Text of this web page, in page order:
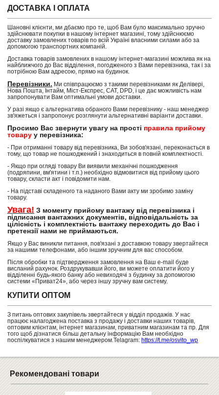
ДОСТАВКА І ОПЛАТА
Шановні клієнти, ми дбаємо про те, щоб Вам було максимально зручно
здійснювати покупки в нашому інтернет магазині, тому здійснюємо
доставку замовлених товарів по всій Україні власними силами або за
допомогою транспортних компаній.
Доставка товарів замовлених в нашому інтернет-магазині можлива як на
найближчого до Вас відділення, погодженого з Вами перевізника, так і за
потрібною Вам адресою, прямо на будинок.
Перевізники. Ми співпрацюємо з такими перевізниками як Делівері,
Нова Пошта, Інтайм, Міст-Експрес, САТ, DPD, і це дає можливість нам
запропонувати Вам оптимальні умови доставки.
У разі якщо є альтернатива обраного Вами перевізнику - наш менеджер
зв'яжеться і запропонує розглянути альтернативні варіанти доставки.
Просимо Вас звернути увагу на прості правила прийому
товару у перевізника:
- При отриманні товару від перевізника, Ви зобов'язані, переконається в
тому, що товар не пошкоджений і знаходиться в повній комплектності.
- Якщо при огляді товару Ви виявили механічні пошкодження
(подряпини, вм'ятини і т.п.) необхідно відмовитися від прийому цього
товару, скласти акт і повідомити нам.
- На підставі складеного та наданого Вами акту ми зробимо заміну
товару.
Увага! З моменту прийому вантажу від перевізника і
підписання вантажних документів, відповідальність за
цілісність і комплектність вантажу переходить до Вас і
претензії нами не приймаються.
Якщо у Вас виникли питання, пов'язані з доставкою товару звертайтеся
за нашими телефонами, або іншим зручним для вас способом.
Після обробки та підтвердження замовлення на Ваш e-mail буде
висланий рахунок. Роздрукувавши його, ви можете оплатити його у
відділенні будь-якого банку або невиходячі з будинку за допомогою
системи «Приват24», або через іншу зручну вам систему.
КУПИТИ ОПТОМ
З питань оптових закупівель звертайтеся у відділ продажів. У нас
працює налагоджена поставка з продажу і доставки наших товарів,
оптовим клієнтам, інтернет магазинам, приватним магазинам та пр. Для
того щоб дізнатися більш детальну інформацію Вам необхідно
поспілкуватися з нашим менеджером.Telagram: https://t.me/osvito_wp
Рекомендовані товари